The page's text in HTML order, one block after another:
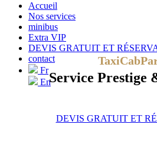
Accueil
Nos services
minibus
Extra VIP
DEVIS GRATUIT ET
contact
Fr
EnService Prestige
DEVIS GRATUIT ET